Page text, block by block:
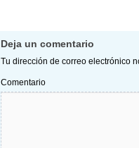
Deja un comentario
Tu dirección de correo electrónico
Comentario